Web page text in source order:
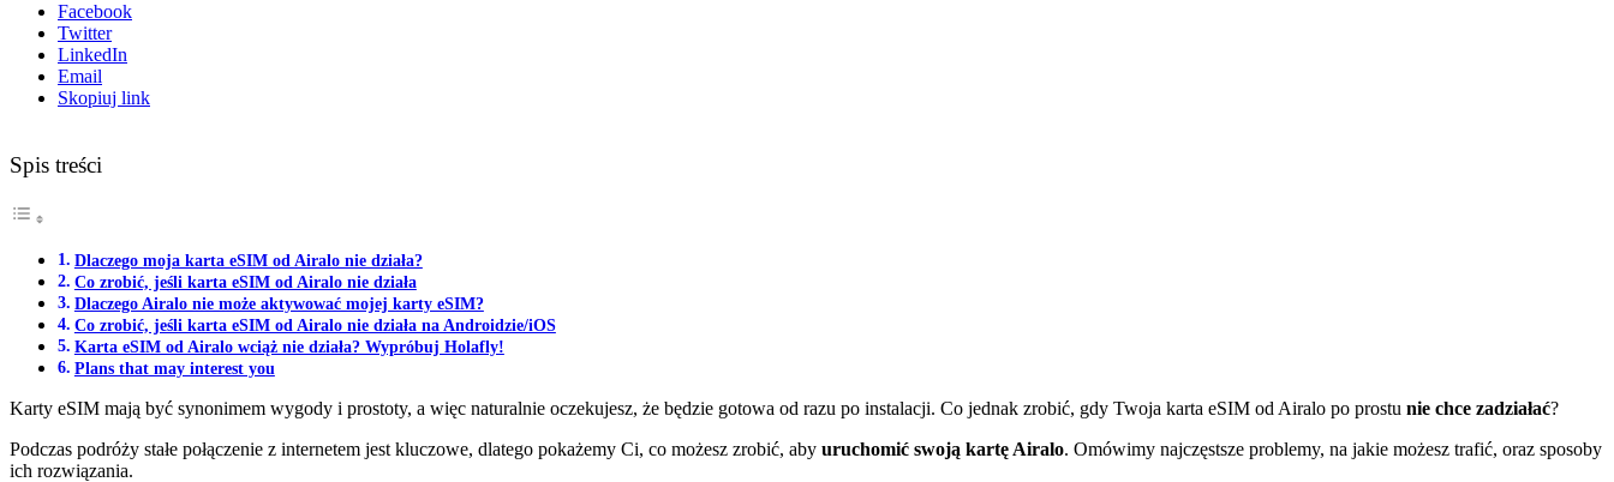
Facebook
Twitter
LinkedIn
Email
Skopiuj link
Spis treści
Dlaczego moja karta eSIM od Airalo nie działa?
Co zrobić, jeśli karta eSIM od Airalo nie działa
Dlaczego Airalo nie może aktywować mojej karty eSIM?
Co zrobić, jeśli karta eSIM od Airalo nie działa na Androidzie/iOS
Karta eSIM od Airalo wciąż nie działa? Wypróbuj Holafly!
Plans that may interest you
Karty eSIM mają być synonimem wygody i prostoty, a więc naturalnie oczekujesz, że będzie gotowa od razu po instalacji. Co jednak zrobić, gdy Twoja karta eSIM od Airalo po prostu nie chce zadziałać?
Podczas podróży stałe połączenie z internetem jest kluczowe, dlatego pokażemy Ci, co możesz zrobić, aby uruchomić swoją kartę Airalo. Omówimy najczęstsze problemy, na jakie możesz trafić, oraz sposoby
ich rozwiązania.